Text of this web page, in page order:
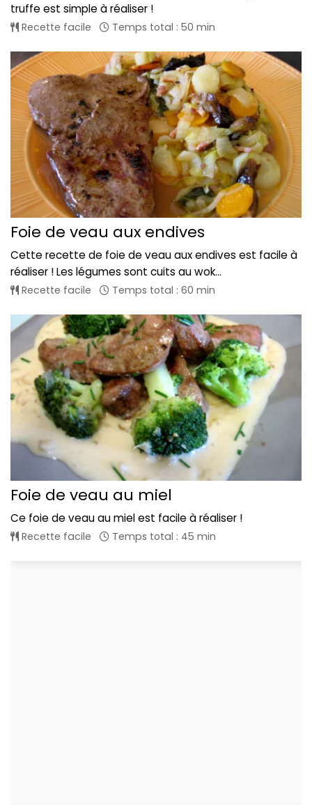
truffe est simple à réaliser !
Recette facile Temps total : 50 min
Foie de veau aux endives
Cette recette de foie de veau aux endives est facile à
réaliser ! Les légumes sont cuits au wok...
Recette facile Temps total : 60 min
Foie de veau au miel
Ce foie de veau au miel est facile à réaliser !
Recette facile Temps total : 45 min